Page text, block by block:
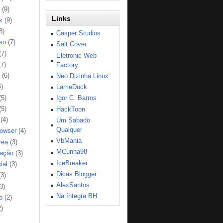
(9)
(9)
(7)
(6)
(4)
(4)
(3)
(3)
(3)
(2)
Links
Casper Studios
Salt Cover
Eletronic Web
Factory
Neo Dizinha Linux
LameDuck
Igor C. Barros
HackToon
Um Sabado
Qualquer
VbMania
MCunha98
IceBreaker
Dicas Blogger
AlexSantos
Na íntegra BH